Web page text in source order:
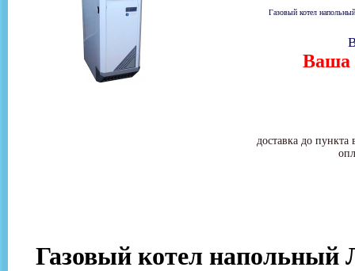
Газовый котел
Ваша
доставка до
Газовый котел напольный